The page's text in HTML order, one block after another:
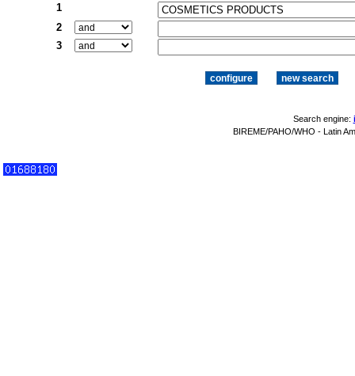
1
2
3
Search engine:
BIREME/PAHO/WHO - Latin